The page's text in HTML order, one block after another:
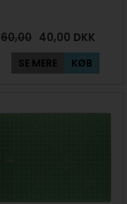
60,00 40,00 DKK
SE MERE KØB